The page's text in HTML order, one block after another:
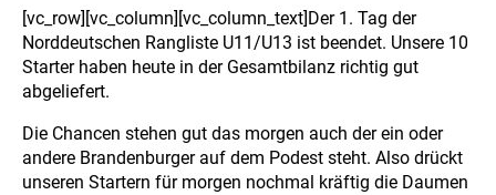
[vc_row][vc_column][vc_column_text]Der 1. Tag der
Norddeutschen Rangliste U11/U13 ist beendet. Unsere 10
Starter haben heute in der Gesamtbilanz richtig gut
abgeliefert.
Die Chancen stehen gut das morgen auch der ein oder
andere Brandenburger auf dem Podest steht. Also drückt
unseren Startern für morgen nochmal kräftig die Daumen